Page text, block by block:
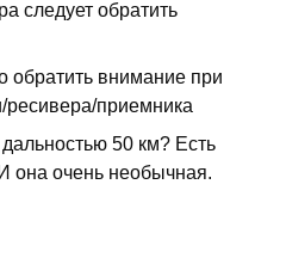
следует обратить
обратить внимание при
приемника
50 км? Есть
она очень необычная.